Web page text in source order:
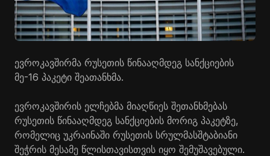
ევროკავშირმა რუსეთის წინააღმდეგ სანქციების
მე-16 პაკეტი შეათანხმა.
ევროკავშირის ელჩებმა მიაღწიეს შეთანხმებას
რუსეთის წინააღმდეგ სანქციების მორიგ პაკეტზე,
რომელიც უკრაინაში რუსეთის სრულმასშტაბიანი
შეჭრის მესამე წლისთავისთვის იყო შემუშავებული.